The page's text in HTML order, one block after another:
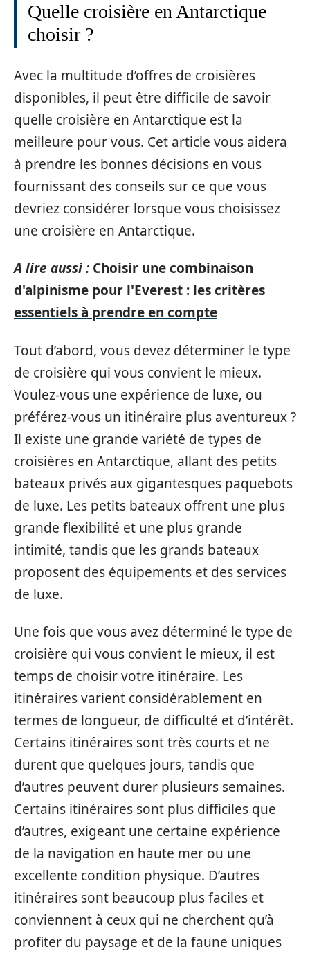
Quelle croisière en Antarctique
choisir ?
Avec la multitude d’offres de croisières
disponibles, il peut être difficile de savoir
quelle croisière en Antarctique est la
meilleure pour vous. Cet article vous aidera
à prendre les bonnes décisions en vous
fournissant des conseils sur ce que vous
devriez considérer lorsque vous choisissez
une croisière en Antarctique.
A lire aussi : Choisir une combinaison
d'alpinisme pour l'Everest : les critères
essentiels à prendre en compte
Tout d’abord, vous devez déterminer le type
de croisière qui vous convient le mieux.
Voulez-vous une expérience de luxe, ou
préférez-vous un itinéraire plus aventureux ?
Il existe une grande variété de types de
croisières en Antarctique, allant des petits
bateaux privés aux gigantesques paquebots
de luxe. Les petits bateaux offrent une plus
grande flexibilité et une plus grande
intimité, tandis que les grands bateaux
proposent des équipements et des services
de luxe.
Une fois que vous avez déterminé le type de
croisière qui vous convient le mieux, il est
temps de choisir votre itinéraire. Les
itinéraires varient considérablement en
termes de longueur, de difficulté et d’intérêt.
Certains itinéraires sont très courts et ne
durent que quelques jours, tandis que
d’autres peuvent durer plusieurs semaines.
Certains itinéraires sont plus difficiles que
d’autres, exigeant une certaine expérience
de la navigation en haute mer ou une
excellente condition physique. D’autres
itinéraires sont beaucoup plus faciles et
conviennent à ceux qui ne cherchent qu’à
profiter du paysage et de la faune uniques